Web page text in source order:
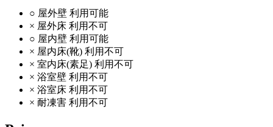
○ 屋外壁 利用可能
× 屋外床 利用不可
○ 屋内壁 利用可能
× 屋内床(靴) 利用不可
× 室内床(素足) 利用不可
× 浴室壁 利用不可
× 浴室床 利用不可
× 耐凍害 利用不可